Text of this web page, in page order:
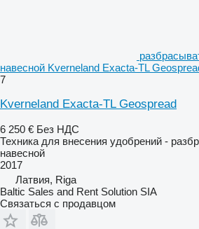
навесной Kverneland Exacta-TL
7
Kverneland Exacta-TL Geospread
6 250 € Без НДС
Техника для внесения удобрений -
навесной
2017
Латвия, Riga
Baltic Sales and Rent Solution SIA
Связаться с продавцом